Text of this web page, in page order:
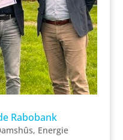
Rabobank
, Energie